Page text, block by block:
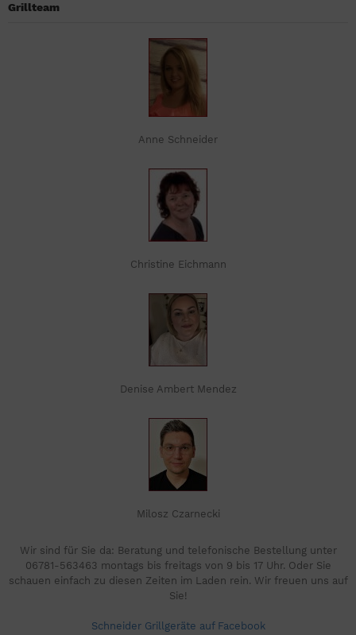
Grillteam
Anne Schneider
Christine Eichmann
Denise Ambert Mendez
Milosz Czarnecki
Wir sind für Sie da: Beratung und telefonische Bestellung unter
06781-563463 montags bis freitags von 9 bis 17 Uhr. Oder Sie
schauen einfach zu diesen Zeiten im Laden rein. Wir freuen uns auf
Sie!
Schneider Grillgeräte auf Facebook